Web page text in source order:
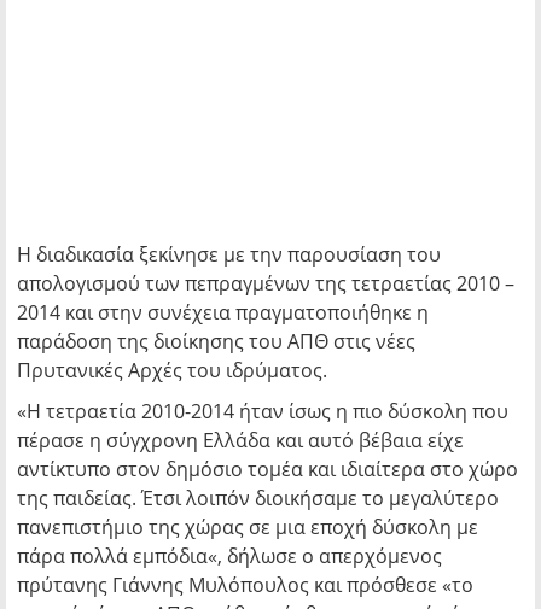
Η διαδικασία ξεκίνησε με την παρουσίαση του
απολογισμού των πεπραγμένων της τετραετίας 2010 –
2014 και στην συνέχεια πραγματοποιήθηκε η
παράδοση της διοίκησης του ΑΠΘ στις νέες
Πρυτανικές Αρχές του ιδρύματος.
«Η τετραετία 2010-2014 ήταν ίσως η πιο δύσκολη που
πέρασε η σύγχρονη Ελλάδα και αυτό βέβαια είχε
αντίκτυπο στον δημόσιο τομέα και ιδιαίτερα στο χώρο
της παιδείας. Έτσι λοιπόν διοικήσαμε το μεγαλύτερο
πανεπιστήμιο της χώρας σε μια εποχή δύσκολη με
πάρα πολλά εμπόδια«, δήλωσε ο απερχόμενος
πρύτανης Γιάννης Μυλόπουλος και πρόσθεσε «το